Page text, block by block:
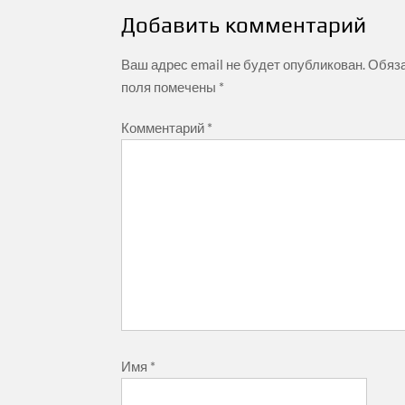
записям
Добавить комментарий
Ваш адрес email не будет опубликован.
поля помечены *
Комментарий *
Имя *